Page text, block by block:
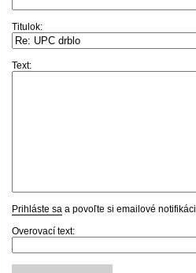
Titulok:
Text:
Prihláste sa a povoľte si emailové
Overovací text: